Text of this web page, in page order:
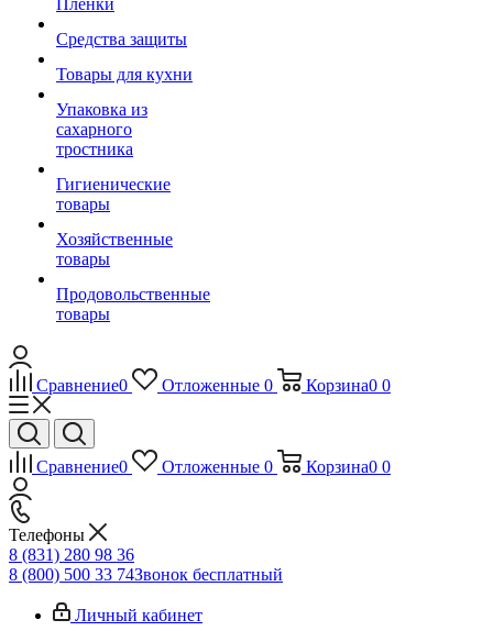
Пленки
Средства защиты
Товары для кухни
Упаковка из
сахарного
тростника
Гигиенические
товары
Хозяйственные
товары
Продовольственные
товары
Сравнение0 Отложенные 0 Корзина0 0
Сравнение0 Отложенные 0 Корзина0 0
Телефоны
8 (831) 280 98 36
8 (800) 500 33 74Звонок бесплатный
Личный кабинет